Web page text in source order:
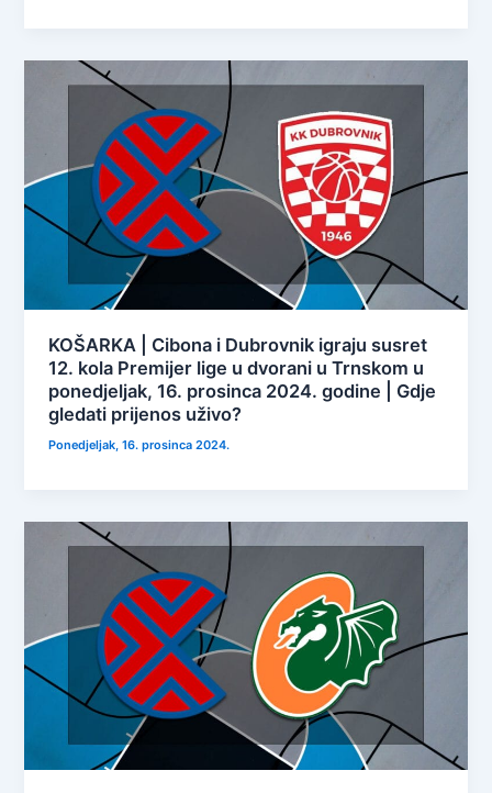
KOŠARKA | Cibona i Dubrovnik igraju susret
12. kola Premijer lige u dvorani u Trnskom u
ponedjeljak, 16. prosinca 2024. godine | Gdje
gledati prijenos uživo?
Ponedjeljak, 16. prosinca 2024.